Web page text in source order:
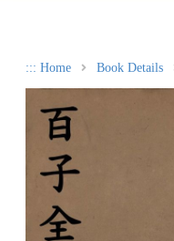
::: Home Book Details